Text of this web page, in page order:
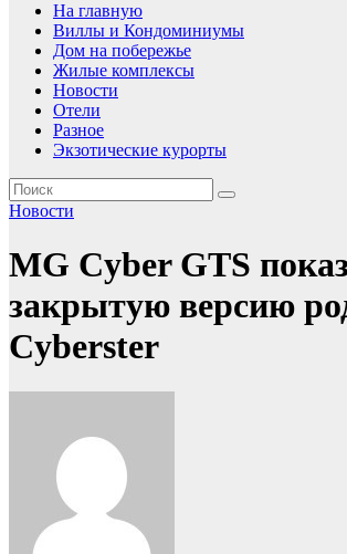
На главную
Виллы и Кондоминиумы
Дом на побережье
Жилые комплексы
Новости
Отели
Разное
Экзотические курорты
Новости
MG Cyber GTS
закрытую версию
Cyberster